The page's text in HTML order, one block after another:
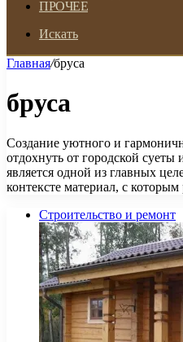
ПРОЧЕЕ
Искать
Главная/бруса
бруса
Создание уютного и
отдохнуть от городской суеты
является одной из главных
контексте материал, с
Строительство и ремонт